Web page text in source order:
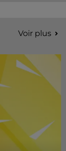
Voir plus